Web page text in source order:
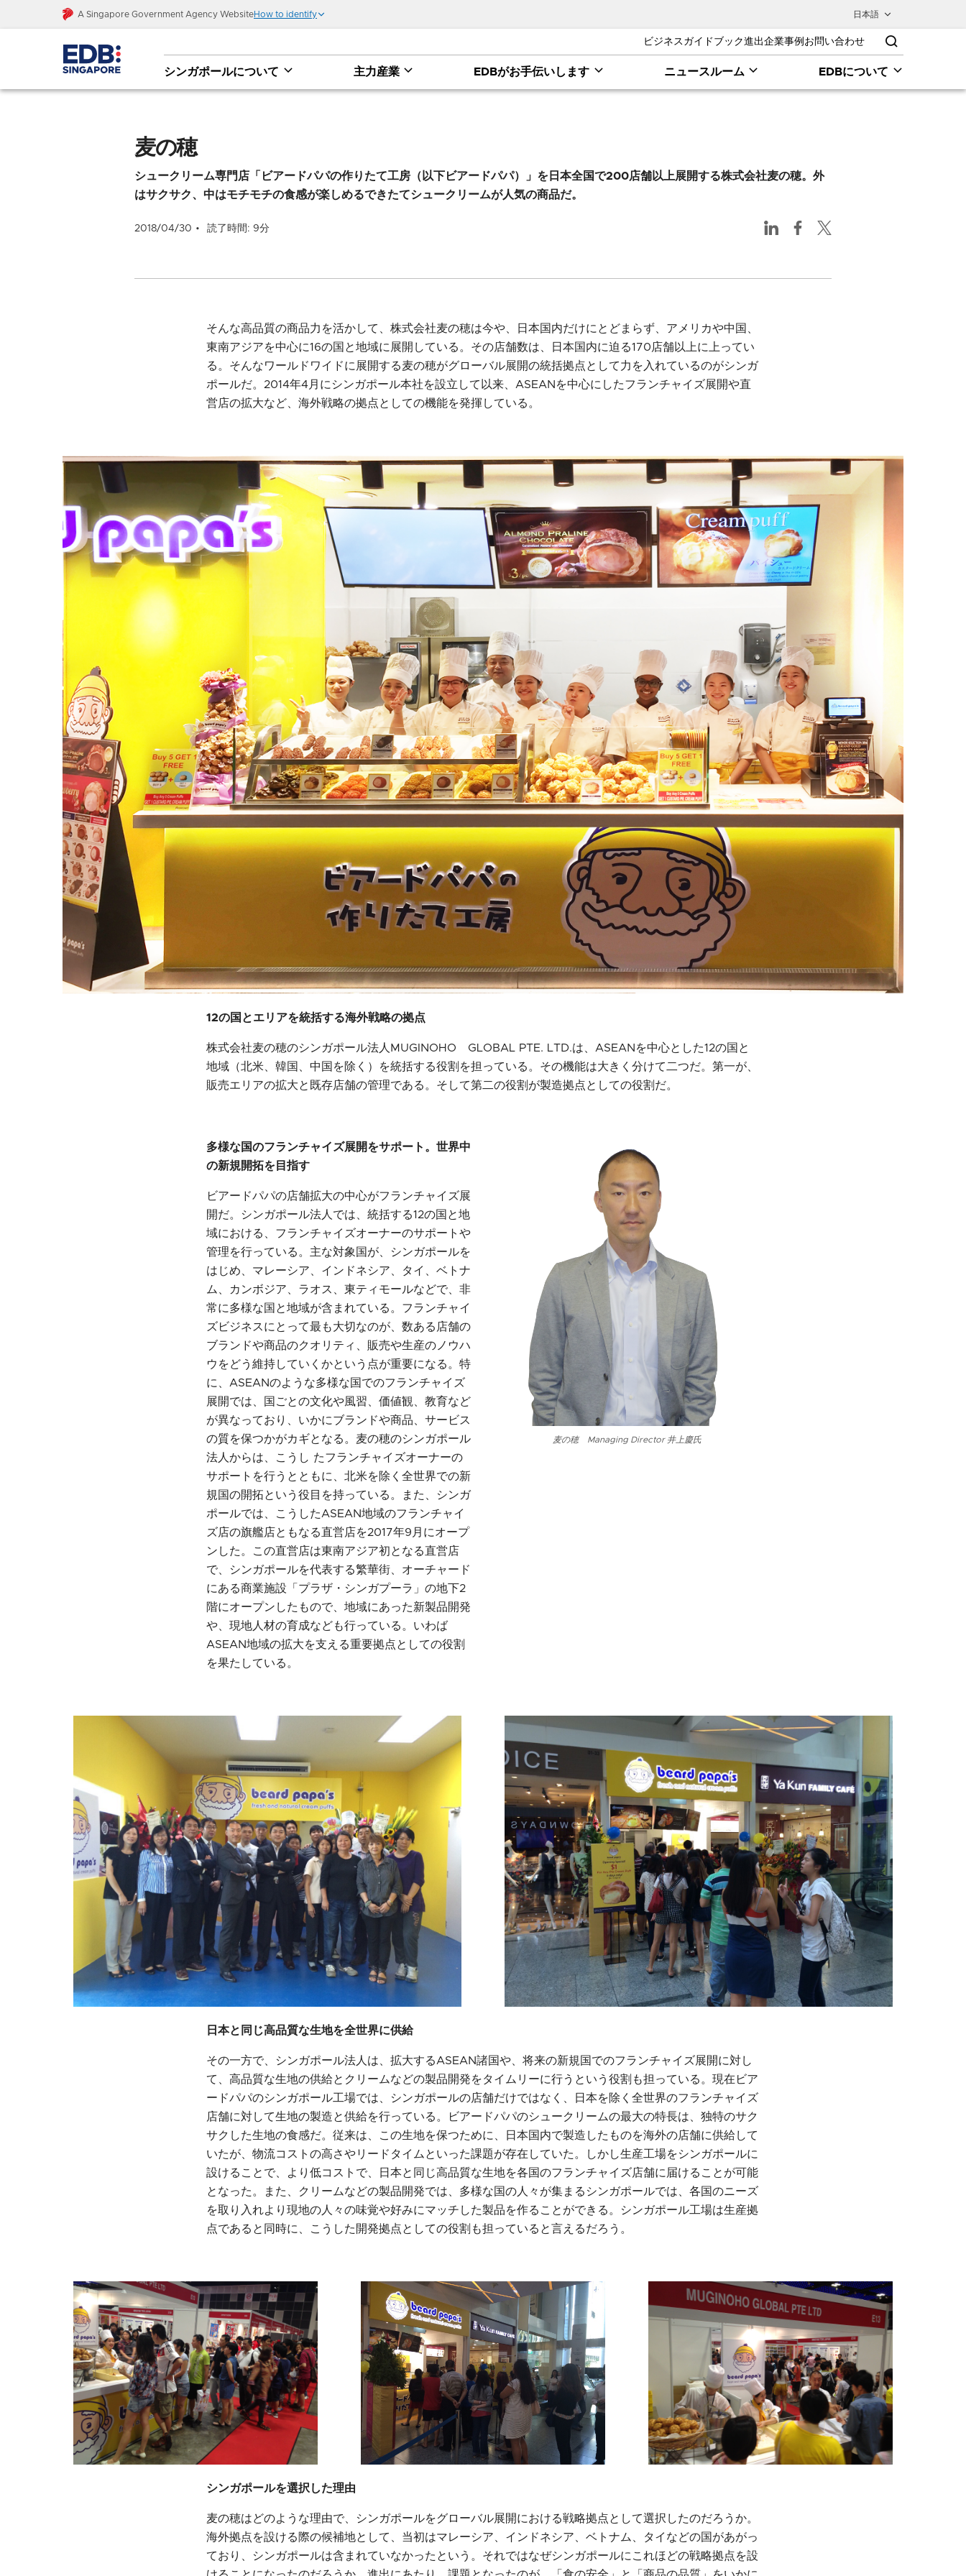
A Singapore Government Agency WebsiteHow to identify 日本語
ビジネスガイドブック進出企業事例 お問い合わせ
シンガポールについて 主力産業 EDBがお手伝いします ニュースルーム EDBについて
麦の穂
麦の穂
シュークリーム専門店「ビアードパパの作りたて工房（以下ビアードパパ）」を日本全国で200店舗以上展開する株式会社麦の穂。外
はサクサク、中はモチモチの食感が楽しめるできたてシュークリームが人気の商品だ。
2018/04/30 読了時間: 9分
そんな高品質の商品力を活かして、株式会社麦の穂は今や、日本国内だけにとどまらず、アメリカや中国、
東南アジアを中心に16の国と地域に展開している。その店舗数は、日本国内に迫る170店舗以上に上ってい
る。そんなワールドワイドに展開する麦の穂がグローバル展開の統括拠点として力を入れているのがシンガ
ポールだ。2014年4月にシンガポール本社を設立して以来、ASEANを中心にしたフランチャイズ展開や直
営店の拡大など、海外戦略の拠点としての機能を発揮している。
12の国とエリアを統括する海外戦略の拠点
株式会社麦の穂のシンガポール法人MUGINOHO GLOBAL PTE. LTD.は、ASEANを中心とした12の国と
地域（北米、韓国、中国を除く）を統括する役割を担っている。その機能は大きく分けて二つだ。第一が、
販売エリアの拡大と既存店舗の管理である。そして第二の役割が製造拠点としての役割だ。
多様な国のフランチャイズ展開をサポート。世界中
の新規開拓を目指す
ビアードパパの店舗拡大の中心がフランチャイズ展
開だ。シンガポール法人では、統括する12の国と地
域における、フランチャイズオーナーのサポートや
管理を行っている。主な対象国が、シンガポールを
はじめ、マレーシア、インドネシア、タイ、ベトナ
ム、カンボジア、ラオス、東ティモールなどで、非
常に多様な国と地域が含まれている。フランチャイ
ズビジネスにとって最も大切なのが、数ある店舗の
ブランドや商品のクオリティ、販売や生産のノウハ
ウをどう維持していくかという点が重要になる。特
に、ASEANのような多様な国でのフランチャイズ
展開では、国ごとの文化や風習、価値観、教育など
が異なっており、いかにブランドや商品、サービス
の質を保つかがカギとなる。麦の穂のシンガポール
法人からは、こうし たフランチャイズオーナーの
サポートを行うとともに、北米を除く全世界での新
規国の開拓という役目を持っている。また、シンガ
ポールでは、こうしたASEAN地域のフランチャイ
ズ店の旗艦店ともなる直営店を2017年9月にオープ
ンした。この直営店は東南アジア初となる直営店
で、シンガポールを代表する繁華街、オーチャード
にある商業施設「プラザ・シンガプーラ」の地下2
階にオープンしたもので、地域にあった新製品開発
や、現地人材の育成なども行っている。いわば
ASEAN地域の拡大を支える重要拠点としての役割
を果たしている。
麦の穂 Managing Director 井上慶氏
日本と同じ高品質な生地を全世界に供給
その一方で、シンガポール法人は、拡大するASEAN諸国や、将来の新規国でのフランチャイズ展開に対し
て、高品質な生地の供給とクリームなどの製品開発をタイムリーに行うという役割も担っている。現在ビア
ードパパのシンガポール工場では、シンガポールの店舗だけではなく、日本を除く全世界のフランチャイズ
店舗に対して生地の製造と供給を行っている。ビアードパパのシュークリームの最大の特長は、独特のサク
サクした生地の食感だ。従来は、この生地を保つために、日本国内で製造したものを海外の店舗に供給して
いたが、物流コストの高さやリードタイムといった課題が存在していた。しかし生産工場をシンガポールに
設けることで、より低コストで、日本と同じ高品質な生地を各国のフランチャイズ店舗に届けることが可能
となった。また、クリームなどの製品開発では、多様な国の人々が集まるシンガポールでは、各国のニーズ
を取り入れより現地の人々の味覚や好みにマッチした製品を作ることができる。シンガポール工場は生産拠
点であると同時に、こうした開発拠点としての役割も担っていると言えるだろう。
シンガポールを選択した理由
麦の穂はどのような理由で、シンガポールをグローバル展開における戦略拠点として選択したのだろうか。
海外拠点を設ける際の候補地として、当初はマレーシア、インドネシア、ベトナム、タイなどの国があがっ
ており、シンガポールは含まれていなかったという。それではなぜシンガポールにこれほどの戦略拠点を設